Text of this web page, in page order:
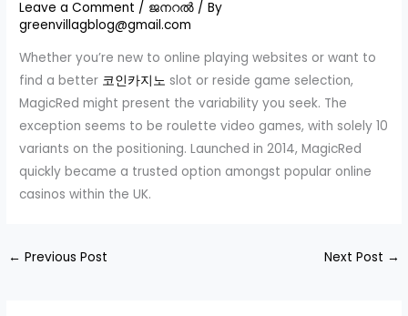
Leave a Comment / ജനറൽ / By
greenvillagblog@gmail.com
Whether you’re new to online playing websites or want to
find a better 코인카지노 slot or reside game selection,
MagicRed might present the variability you seek. The
exception seems to be roulette video games, with solely 10
variants on the positioning. Launched in 2014, MagicRed
quickly became a trusted option amongst popular online
casinos within the UK.
← Previous Post Next Post →